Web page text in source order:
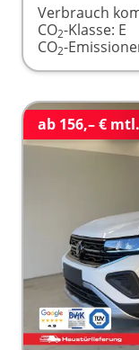
Verbrauch
CO2-Klasse: E
CO2-
ab 156,– € mtl.